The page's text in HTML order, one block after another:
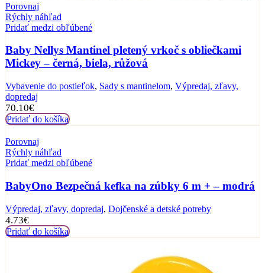
Porovnaj
Rýchly náhľad
Pridať medzi obľúbené
Baby Nellys Mantinel pletený vrkoč s obliečkami
Mickey – černá, biela, růžová
Vybavenie do postieľok, Sady s mantinelom, Výpredaj, zľavy,
dopredaj
70.10€
Pridať do košíka
Porovnaj
Rýchly náhľad
Pridať medzi obľúbené
BabyOno Bezpečná kefka na zúbky 6 m + – modrá
Výpredaj, zľavy, dopredaj, Dojčenské a detské potreby
4.73€
Pridať do košíka